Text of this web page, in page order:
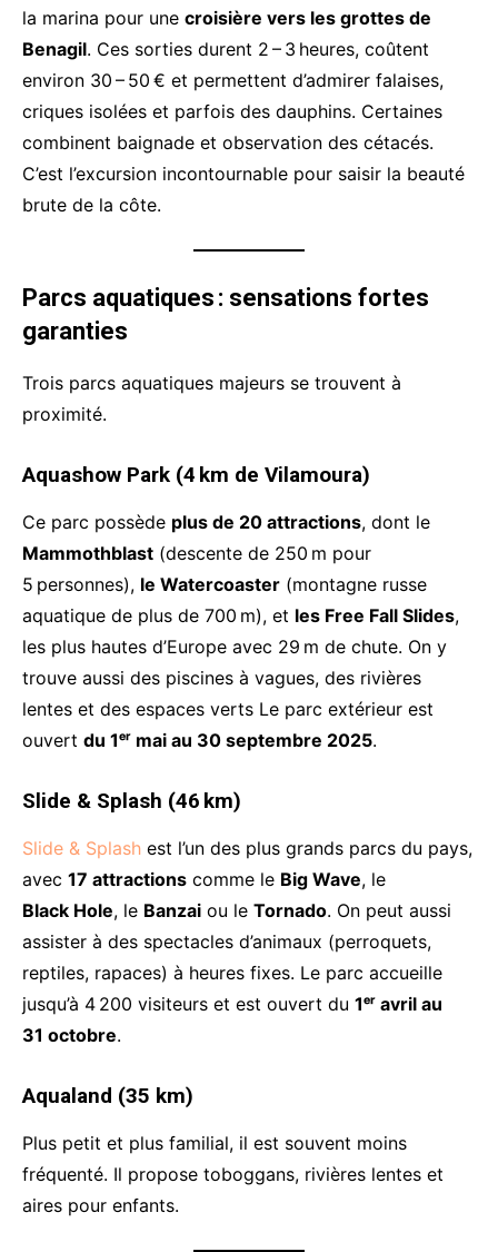
la marina pour une croisière vers les grottes de
Benagil. Ces sorties durent 2 – 3 heures, coûtent
environ 30 – 50 € et permettent d’admirer falaises,
criques isolées et parfois des dauphins. Certaines
combinent baignade et observation des cétacés.
C’est l’excursion incontournable pour saisir la beauté
brute de la côte.
Parcs aquatiques : sensations fortes
garanties
Trois parcs aquatiques majeurs se trouvent à
proximité.
Aquashow Park (4 km de Vilamoura)
Ce parc possède plus de 20 attractions, dont le
Mammothblast (descente de 250 m pour
5 personnes), le Watercoaster (montagne russe
aquatique de plus de 700 m), et les Free Fall Slides,
les plus hautes d’Europe avec 29 m de chute. On y
trouve aussi des piscines à vagues, des rivières
lentes et des espaces verts Le parc extérieur est
ouvert du 1ᵉʳ mai au 30 septembre 2025.
Slide & Splash (46 km)
Slide & Splash est l’un des plus grands parcs du pays,
avec 17 attractions comme le Big Wave, le
Black Hole, le Banzai ou le Tornado. On peut aussi
assister à des spectacles d’animaux (perroquets,
reptiles, rapaces) à heures fixes. Le parc accueille
jusqu’à 4 200 visiteurs et est ouvert du 1ᵉʳ avril au
31 octobre.
Aqualand (35 km)
Plus petit et plus familial, il est souvent moins
fréquenté. Il propose toboggans, rivières lentes et
aires pour enfants.